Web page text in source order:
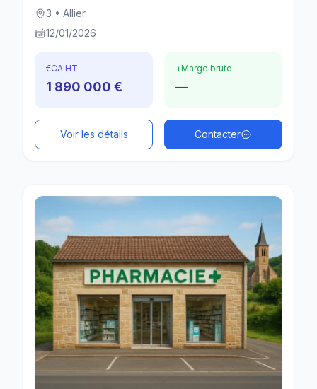
3 • Allier
12/01/2026
€CA HT
1 890 000 €
+Marge brute
—
Voir les détails Contacter